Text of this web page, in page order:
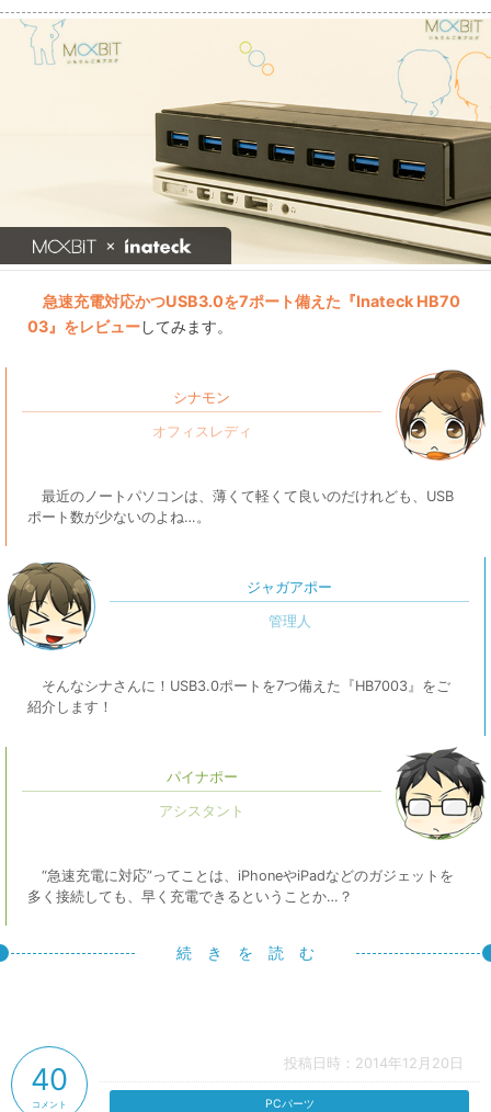
急速充電対応かつUSB3.0を7ポート備えた『Inateck HB70
03』をレビューしてみます。
シナモン
最近のノートパソコンは、薄くて軽くて良いのだけれども、USB
ポート数が少ないのよね…。
ジャガアポー
そんなシナさんに！USB3.0ポートを7つ備えた『HB7003』をご
紹介します！
パイナポー
“急速充電に対応”ってことは、iPhoneやiPadなどのガジェットを
多く接続しても、早く充電できるということか…？
続 き を 読 む
投稿日時：2014年12月20日
40
コメント PCパーツ